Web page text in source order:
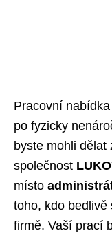
Pracovní
po fyzicky
byste mohli
společnost
místo
toho, kdo bedlivě
firmě. Vaší prací